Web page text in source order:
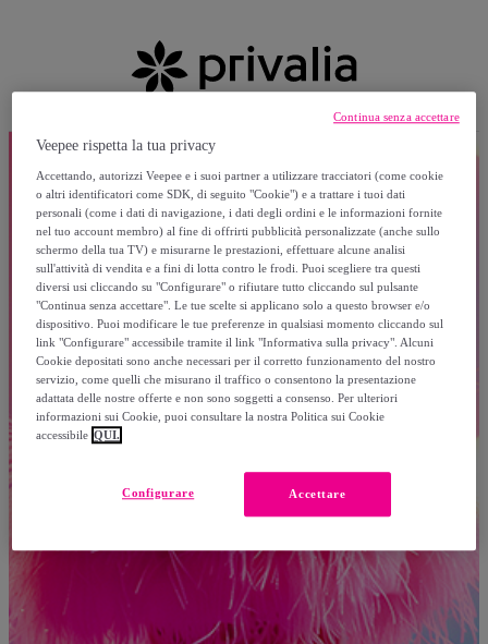
Veepee rispetta la tua privacy
Accettando, autorizzi Veepee e i suoi partner a utilizzare tracciatori (come cookie
o altri identificatori come SDK, di seguito "Cookie") e a trattare i tuoi dati
personali (come i dati di navigazione, i dati degli ordini e le informazioni fornite
nel tuo account membro) al fine di offrirti pubblicità personalizzate (anche sullo
schermo della tua TV) e misurarne le prestazioni, effettuare alcune analisi
sull'attività di vendita e a fini di lotta contro le frodi. Puoi scegliere tra questi
diversi usi cliccando su "Configurare" o rifiutare tutto cliccando sul pulsante
"Continua senza accettare". Le tue scelte si applicano solo a questo browser e/o
dispositivo. Puoi modificare le tue preferenze in qualsiasi momento cliccando sul
link "Configurare" accessibile tramite il link "Informativa sulla privacy". Alcuni
Cookie depositati sono anche necessari per il corretto funzionamento del nostro
servizio, come quelli che misurano il traffico o consentono la presentazione
adattata delle nostre offerte e non sono soggetti a consenso. Per ulteriori
informazioni sui Cookie, puoi consultare la nostra Politica sui Cookie
accessibile QUI.
Accettare
Configurare
Continua senza accettare